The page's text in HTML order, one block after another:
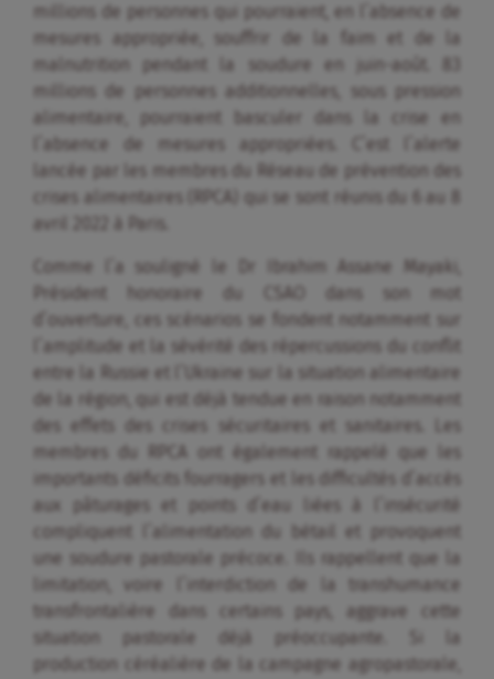
millions de personnes qui pourraient, en l’absence de
mesures appropriée, souffrir de la faim et de la
malnutrition pendant la soudure en juin-août. 83
millions de personnes additionnelles, sous pression
alimentaire, pourraient basculer dans la crise en
l’absence de mesures appropriées. C’est l’alerte
lancée par les membres du Réseau de prévention des
crises alimentaires (RPCA) qui se sont réunis du 6 au 8
avril 2022 à Paris.
Comme l’a souligné le Dr Ibrahim Assane Mayaki,
Président honoraire du CSAO dans son mot
d’ouverture, ces scénarios se fondent notamment sur
l’amplitude et la sévérité des répercussions du conflit
entre la Russie et l’Ukraine sur la situation alimentaire
de la région, qui est déjà tendue en raison notamment
des effets des crises sécuritaires et sanitaires. Les
membres du RPCA ont également rappelé que les
importants déficits fourragers et les difficultés d’accès
aux pâturages et points d’eau liées à l’insécurité
compliquent l’alimentation du bétail et provoquent
une soudure pastorale précoce. Ils rappellent que la
limitation, voire l’interdiction de la transhumance
transfrontalière dans certains pays, aggrave cette
situation pastorale déjà préoccupante. Si la
production céréalière de la campagne agropastorale,